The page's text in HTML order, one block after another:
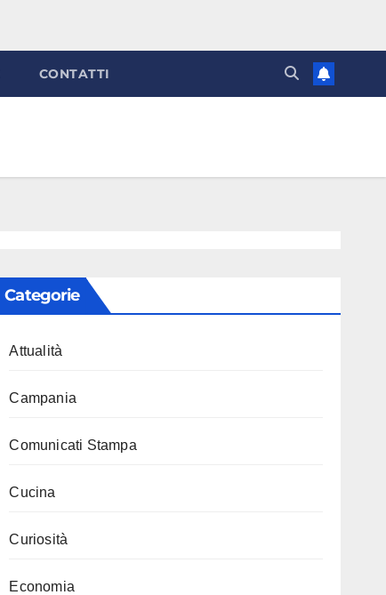
CONTATTI
Categorie
Attualità
Campania
Comunicati Stampa
Cucina
Curiosità
Economia